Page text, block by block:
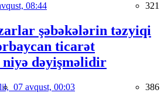
08:44 321
şəbəkələrin təzyiqi
ticarət
niyə dəyişməlidir
07 avqust, 00:03 386